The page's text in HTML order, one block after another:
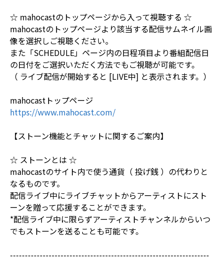
☆ mahocastのトップページから入って視聴する ☆
mahocastのトップページより該当する配信サムネイル画
像を選択しご視聴ください。
また「SCHEDULE」ページ内の日程項目より番組配信日
の日付をご選択いただく方法でもご視聴が可能です。
（ ライブ配信が開始すると [LIVE中] と表示されます。）
mahocastトップページ
https://www.mahocast.com/
【ストーン機能とチャットに関するご案内】
☆ ストーンとは ☆
mahocastのサイト内で使う通貨（ 投げ銭 ）の代わりと
なるものです。
配信ライブ中にライブチャットからアーティストにスト
ーンを贈って応援することができます。
*配信ライブ中に限らずアーティストチャンネルからいつ
でもストーンを送ることも可能です。
-------------------------------------------------------------------